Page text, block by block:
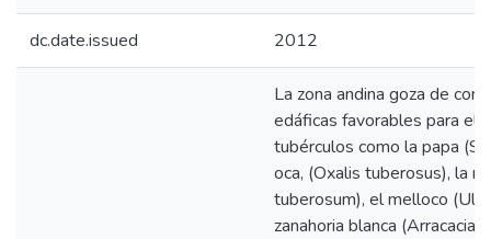
dc.date.issued 2012
La zona andina goza de
edáficas favorables para el
tubérculos como la papa
oca, (Oxalis tuberosus), la
tuberosum), el melloco
zanahoria blanca (Arracacia